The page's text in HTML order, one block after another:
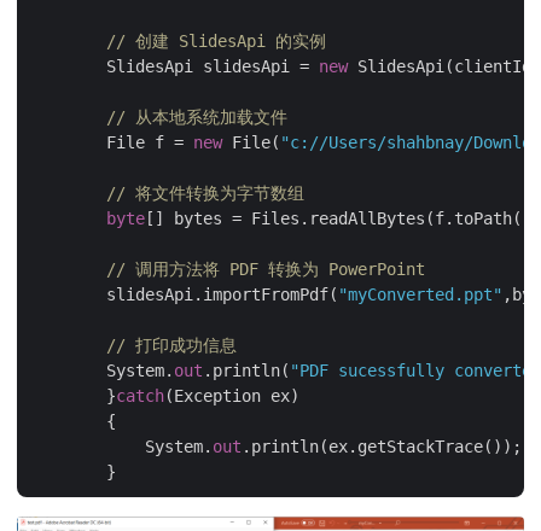
// 创建 SlidesApi 的实例
        SlidesApi slidesApi =
new
// 从本地系统加载文件
        File f =
new File( "c://Users/shahbnay/
// 将文件转换为字节数组
byte [] bytes =
// 调用方法将 PDF 转换为 PowerPoint
        slidesApi.importFromPdf(
"myConverted.ppt"
// 打印成功信息
        System.
out .println( "PDF sucessfully
	}
catch(Exception ex)
	    System.
out .println(ex.getStackTrace());